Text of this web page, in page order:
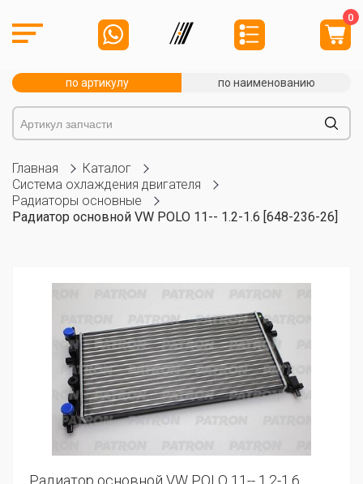
0
по артикулу по наименованию
Главная
Каталог
Система охлаждения двигателя
Радиаторы основные
Радиатор основной VW POLO 11-- 1.2-1.6 [648-236-26]